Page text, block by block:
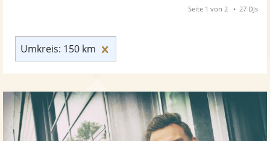
Umkreis: 150 km
Seite 1 von 2 27 DJs